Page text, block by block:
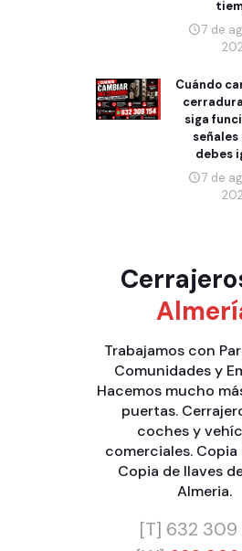
7 de
Cuándo
siga
señales
debes
7 de
Trabajamos con
Comunidadesy
Hacemos mucho
puertas.
coches y
comerciales. Copia
Copia de llaves
Almeria.
[T] 632 309